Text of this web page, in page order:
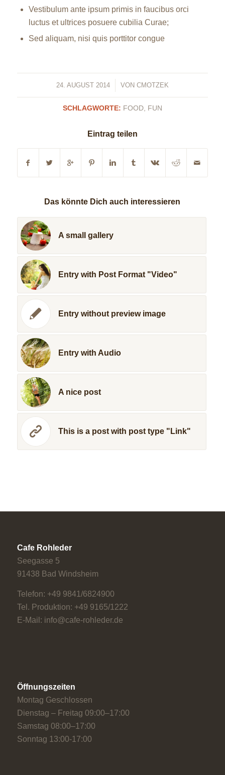
Vestibulum ante ipsum primis in faucibus orci
luctus et ultrices posuere cubilia Curae;
Sed aliquam, nisi quis porttitor congue
24. AUGUST 2014
/ VON CMOTZEK
SCHLAGWORTE: FOOD, FUN
Eintrag teilen
Das könnte Dich auch interessieren
A small gallery
Entry with Post Format "Video"
Entry without preview image
Entry with Audio
A nice post
This is a post with post type "Link"
Cafe Rohleder
Seegasse 5
91438 Bad Windsheim
Telefon: +49 9841/6824900
Tel. Produktion: +49 9165/1222
E-Mail: info@cafe-rohleder.de
Öffnungszeiten
Montag Geschlossen
Dienstag – Freitag 09:00–17:00
Samstag 08:00–17:00
Sonntag 13:00-17:00